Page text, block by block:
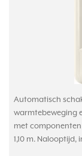
Automatisch
warmtebeweging
met
1,10 m.